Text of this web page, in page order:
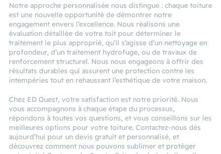
Notre approche personnalisée nous distingue : chaque toiture
est une nouvelle opportunité de démontrer notre
engagement envers l’excellence. Nous réalisons une
évaluation détaillée de votre toit pour déterminer le
traitement le plus approprié, qu’il s’agisse d’un nettoyage en
profondeur, d’un traitement hydrofuge, ou de travaux de
renforcement structurel. Nous nous engageons à offrir des
résultats durables qui assurent une protection contre les
intempéries tout en rehaussant l’esthétique de votre maison.
Chez ED Ouest, votre satisfaction est notre priorité. Nous
vous accompagnons à chaque étape du processus,
répondons à toutes vos questions, et vous conseillons sur les
meilleures options pour votre toiture. Contactez-nous dès
aujourd’hui pour un devis gratuit et personnalisé, et
découvrez comment nous pouvons sublimer et protéger